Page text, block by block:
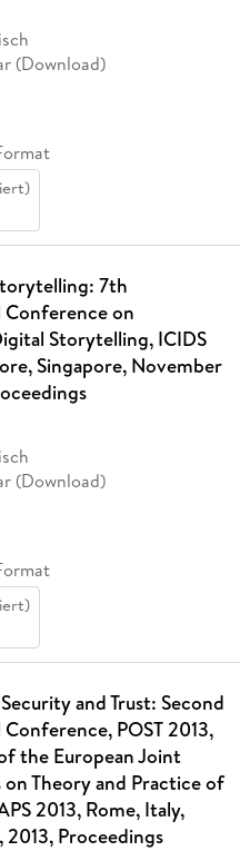
(Download)
7th
on
Storytelling, ICIDS
Singapore, November
(Download)
and Trust: Second
POST 2013,
the European Joint
Theory and Practice of
2013, Rome, Italy,
Proceedings